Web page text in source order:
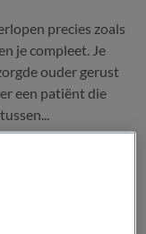
precies zoals
je compleet. Je
ouder gerust
een patiënt die